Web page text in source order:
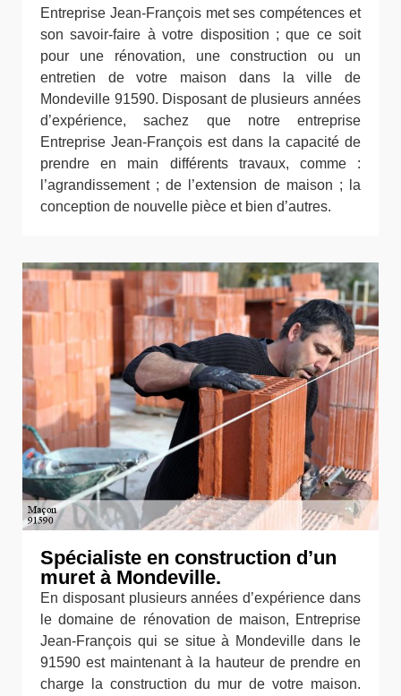
Entreprise Jean-François met ses compétences et
son savoir-faire à votre disposition ; que ce soit
pour une rénovation, une construction ou un
entretien de votre maison dans la ville de
Mondeville 91590. Disposant de plusieurs années
d’expérience, sachez que notre entreprise
Entreprise Jean-François est dans la capacité de
prendre en main différents travaux, comme :
l’agrandissement ; de l’extension de maison ; la
conception de nouvelle pièce et bien d’autres.
Spécialiste en construction d’un
muret à Mondeville.
En disposant plusieurs années d’expérience dans
le domaine de rénovation de maison, Entreprise
Jean-François qui se situe à Mondeville dans le
91590 est maintenant à la hauteur de prendre en
charge la construction du mur de votre maison.